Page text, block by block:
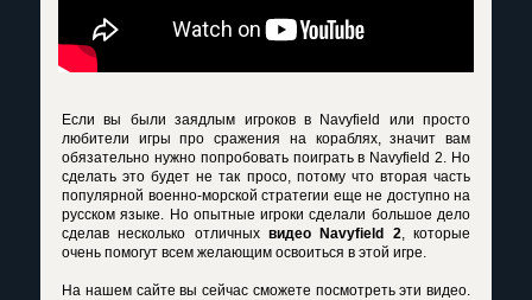
Если вы были заядлым игроков в Navyfield или просто
любители игры про сражения на кораблях, значит вам
обязательно нужно попробовать поиграть в Navyfield 2. Но
сделать это будет не так просо, потому что вторая часть
популярной военно-морской стратегии еще не доступно на
русском языке. Но опытные игроки сделали большое дело
сделав несколько отличных видео Navyfield 2, которые
очень помогут всем желающим освоиться в этой игре.
На нашем сайте вы сейчас сможете посмотреть эти видео.